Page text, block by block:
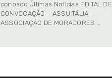
conosco Últimas Notícias EDITAL DE
CONVOCAÇÃO – ASSUITÁLIA –
ASSOCIAÇÃO DE MORADORES …